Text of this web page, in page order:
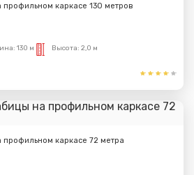
профильном каркасе 130 метров
130 м Высота: 2,0 м
профильном каркасе 72 метра